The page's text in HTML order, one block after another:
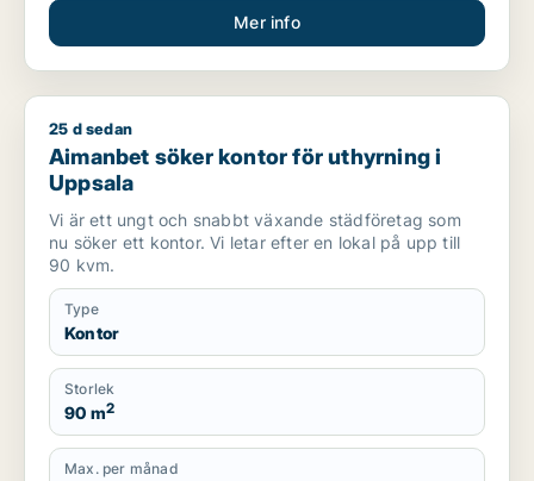
Mer info
Aimanbet söker kontor för uthyrning i Uppsala
25 d sedan
Aimanbet söker kontor för uthyrning i
Uppsala
Vi är ett ungt och snabbt växande städföretag som
nu söker ett kontor. Vi letar efter en lokal på upp till
90 kvm.
Type
Kontor
Storlek
90 m2
Max. per månad